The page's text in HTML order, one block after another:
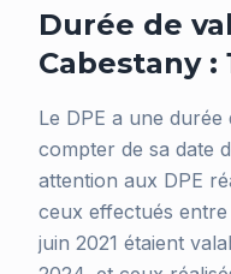
Durée de
Cabestany :
Le DPE a une durée
compter de sa date
attention aux DPE
ceux effectués
juin 2021 étaient